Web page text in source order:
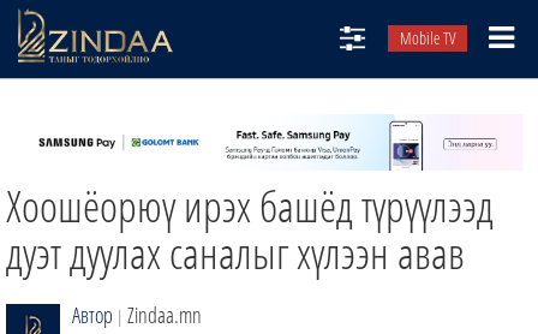
Mobile TV
ТВ8
ӨГЛӨӨНИЙ СОНИН
АУДИО ЗОХИОЛ
ЗИНДАА СЭТГҮҮЛ
Хоошёорюү ирэх башёд түрүүлээд
дуэт дуулах саналыг хүлээн авав
Автор | Zindaa.mn